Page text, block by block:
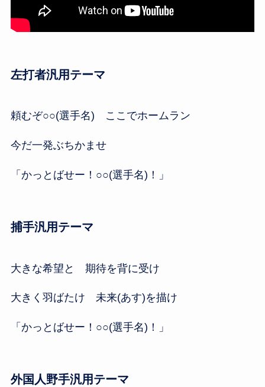
左打者汎用テーマ
頼むぞ○○(選手名) ここでホームラン
今だ一発ぶちかませ
「かっとばせー！○○(選手名)！」
捕手汎用テーマ
大きな希望と 期待を背に受け
大きく羽ばたけ 未来(あす)を描け
「かっとばせー！○○(選手名)！」
外国人野手汎用テーマ